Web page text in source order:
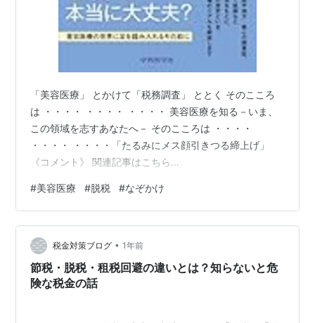
「美容医療」 とかけて「税務調査」 ととく そのこころ
は ・・・・ ・・・・ ・・・・ 美容医療を知る－いま、
この領域を志すあなたへ－ そのこころは ・・・・
・・・・ ・・・・「たるみにメス顔引きつる締上げ」
《コメント》 関連記事はこちら
73fb06b721fa8cad0624cac 久しぶりに、 「マルサの
女」でも視てもようかな。 【清きご一票を】人気ｂｌｏ
ｇランキング（社会経済ニュース部門）に登録していま
す。もし上のなぞかけが面白いと思われたら、次をクリ
ックしてみてね。 http:/…
#美容医療 #脱税 #なぞかけ
税金対策ブログ • 1年前
節税・脱税・租税回避の違いとは？知らないと危
険な税金の話